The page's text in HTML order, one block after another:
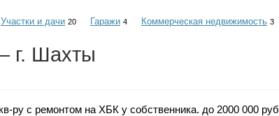
Участки и дачи 20 Гаражи 4 Коммерческая недвижимость 3
г. Шахты
ру с ремонтом на ХБК у собственника. до 2000 000 руб